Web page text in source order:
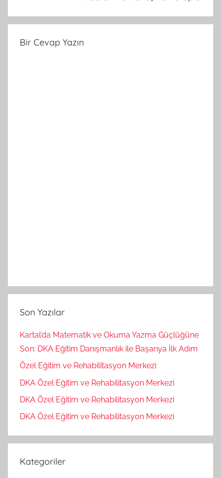
Bir Cevap Yazın
Son Yazılar
Kartal’da Matematik ve Okuma Yazma Güçlüğüne
Son: DKA Eğitim Danışmanlık ile Başarıya İlk Adım
Özel Eğitim ve Rehabilitasyon Merkezi
DKA Özel Eğitim ve Rehabilitasyon Merkezi
DKA Özel Eğitim ve Rehabilitasyon Merkezi
DKA Özel Eğitim ve Rehabilitasyon Merkezi
Kategoriler